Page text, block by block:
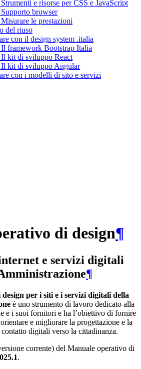
e risorse per CSS e JavaScript
browser
le prestazioni
del riuso
con il design system .italia
framework Bootstrap Italia
kit di sviluppo React
Il kit di sviluppo Angular
con i modelli di sito e servizi
di design¶
e servizi digitali
¶
per i siti e i servizi digitali della
è uno strumento di lavoro dedicato alla
e i suoi fornitori e ha l’obiettivo di fornire
e migliorare la progettazione e la
digitali verso la cittadinanza.
corrente) del Manuale operativo di
.